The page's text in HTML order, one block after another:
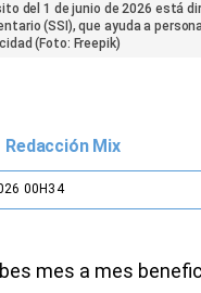
del 1 de junio de 2026 está
(SSI), que ayuda a
(Foto: Freepik)
Redacción Mix
00H34
mes a mes